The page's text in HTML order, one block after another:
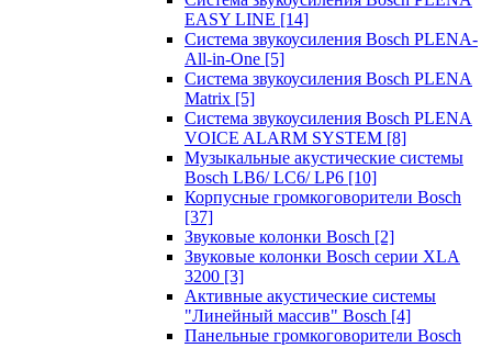
EASY LINE [14]
Система звукоусиления Bosch PLENA-
All-in-One [5]
Система звукоусиления Bosch PLENA
Matrix [5]
Система звукоусиления Bosch PLENA
VOICE ALARM SYSTEM [8]
Музыкальные акустические системы
Bosch LB6/ LC6/ LP6 [10]
Корпусные громкоговорители Bosch
[37]
Звуковые колонки Bosch [2]
Звуковые колонки Bosch серии XLA
3200 [3]
Активные акустические системы
"Линейный массив" Bosch [4]
Панельные громкоговорители Bosch